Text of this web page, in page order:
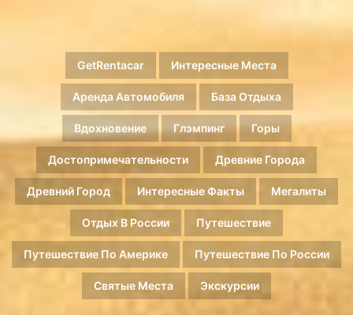
GetRentacar Интересные Места
Аренда Автомобиля База Отдыха
Вдохновение Глэмпинг Горы
Достопримечательности Древние Города
Древний Город Интересные Факты Мегалиты
Отдых В России Путешествие
Путешествие По Америке Путешествие По России
Святые Места Экскурсии